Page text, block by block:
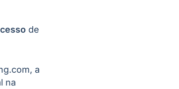
de
a
na